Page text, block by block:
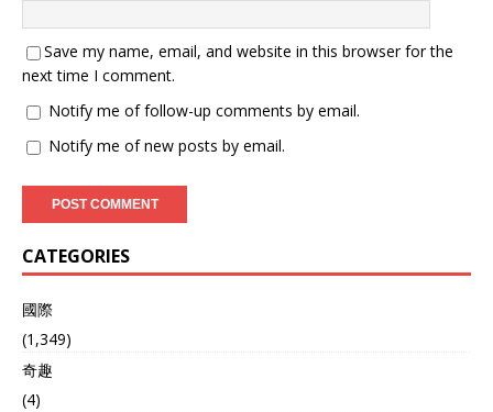
Save my name, email, and website in this browser for the
next time I comment.
Notify me of follow-up comments by email.
Notify me of new posts by email.
CATEGORIES
國際
(1,349)
奇趣
(4)